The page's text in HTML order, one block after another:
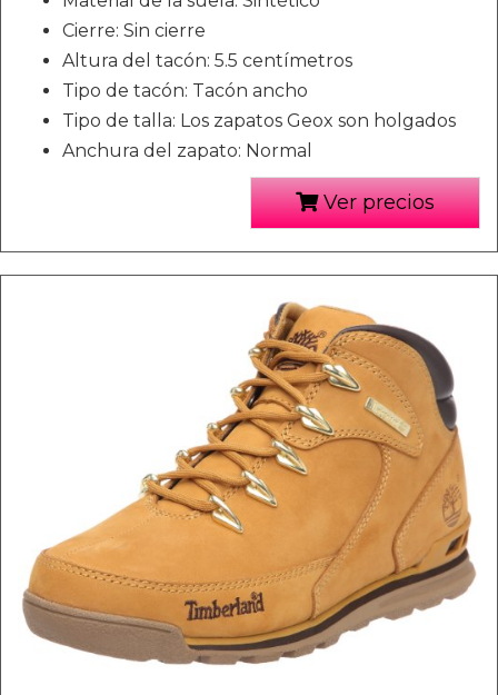
Cierre: Sin cierre
Altura del tacón: 5.5 centímetros
Tipo de tacón: Tacón ancho
Tipo de talla: Los zapatos Geox son holgados
Anchura del zapato: Normal
Ver precios